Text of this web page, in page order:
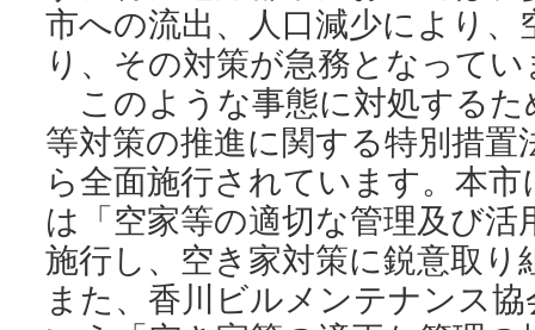
市への流出、人口減少により
り、その対策が急務となってい
このような事態に対処するた
等対策の推進に関する特別措
ら全面施行されています。本
は「空家等の適切な管理及び
施行し、空き家対策に鋭意取
また、香川ビルメンテナンス